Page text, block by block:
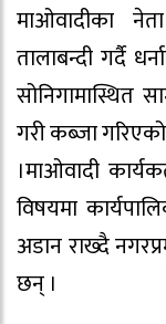
माओवादीका
तालाबन्दी गर्दै
सोनिगामास्थित
गरी कब्जा
।माओवादी
विषयमा
अडान राख्दै
छन् ।